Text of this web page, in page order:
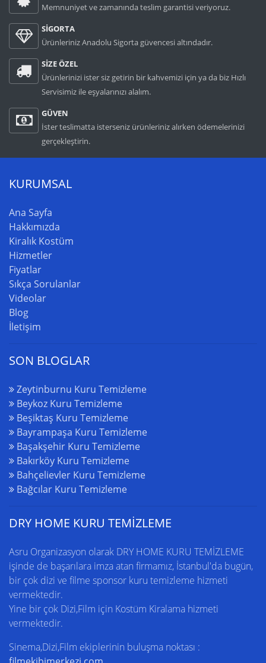
Memnuniyet ve zamanında teslim garantisi veriyoruz.
SİGORTA
Ürünleriniz Anadolu Sigorta güvencesi altındadır.
SİZE ÖZEL
Ürünlerinizi ister siz getirin bir kahvemizi için ya da biz Hızlı
Servisimiz ile eşyalarınızı alalım.
GÜVEN
İster teslimatta isterseniz ürünleriniz alırken ödemelerinizi
gerçekleştirin.
KURUMSAL
Ana Sayfa
Hakkımızda
Kiralık Kostüm
Hizmetler
Fiyatlar
Sıkça Sorulanlar
Videolar
Blog
İletişim
SON BLOGLAR
Zeytinburnu Kuru Temizleme
Beykoz Kuru Temizleme
Beşiktaş Kuru Temizleme
Bayrampaşa Kuru Temizleme
Başakşehir Kuru Temizleme
Bakırköy Kuru Temizleme
Bahçelievler Kuru Temizleme
Bağcılar Kuru Temizleme
DRY HOME KURU TEMİZLEME
Asru Organizasyon olarak DRY HOME KURU TEMİZLEME
işinde de başarılara imza atan firmamız, İstanbul'da bugün,
bir çok dizi ve filme sponsor kuru temizleme hizmeti
vermektedir.
Yine bir çok Dizi,Film için Kostüm Kiralama hizmeti
vermektedir.
Sinema,Dizi,Film ekiplerinin buluşma noktası :